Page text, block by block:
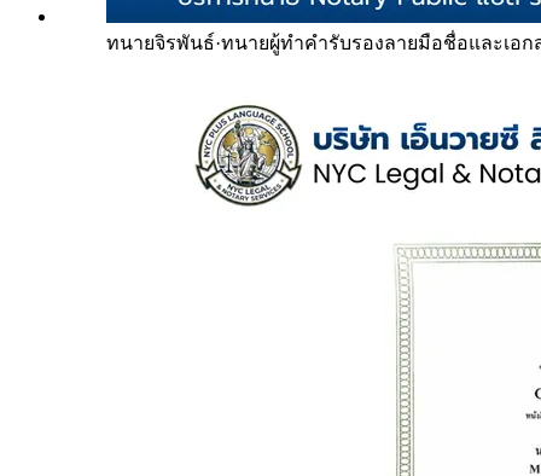
ทนายจิรพันธ์·ทนายผู้ทำคำรับรองลายมือชื่อและเอก